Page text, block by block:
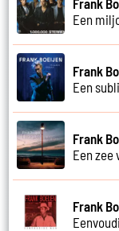
Een
Frank
Een
Frank
Een zee
Frank